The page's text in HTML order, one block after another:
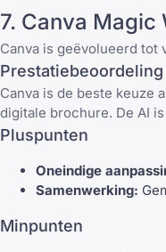
7. Canva Magic
Canva is geëvolueerd tot
Prestatiebeoordeling
Canva is de beste keuze
digitale brochure. De AI
Pluspunten
Oneindige
Samenwerking:
Minpunten